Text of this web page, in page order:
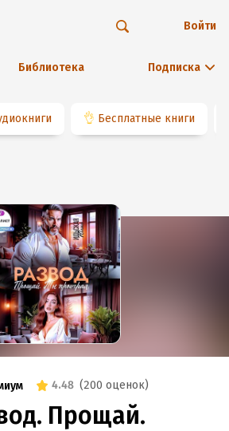
Библиотека Подписка
Войти
👌 Бесплатные книги
4.48 (200 оценок)
Прощай.